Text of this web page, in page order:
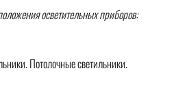
осветительных приборов:
Потолочные светильники.